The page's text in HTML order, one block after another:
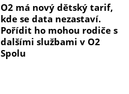
O2 má nový dětský tarif,
kde se data nezastaví.
Pořídit ho mohou rodiče s
dalšími službami v O2
Spolu